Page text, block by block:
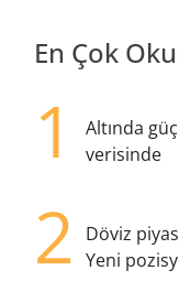
En Çok
1
Altında
verisinde
2
Döviz
Yeni